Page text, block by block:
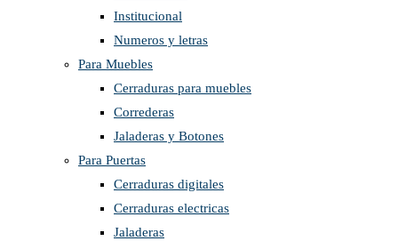
Institucional
Numeros y letras
Para Muebles
Cerraduras para muebles
Correderas
Jaladeras y Botones
Para Puertas
Cerraduras digitales
Cerraduras electricas
Jaladeras